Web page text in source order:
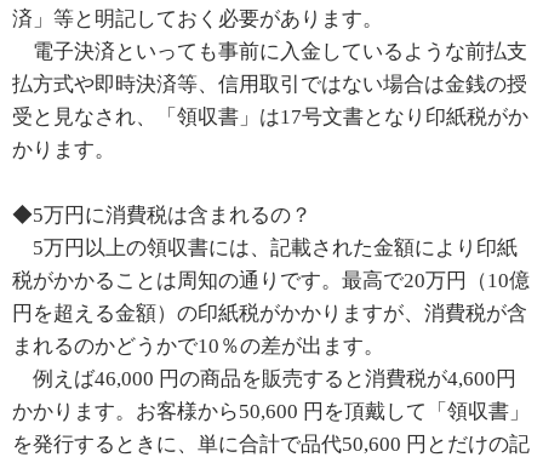
済」等と明記しておく必要があります。
電子決済といっても事前に入金しているような前払支
払方式や即時決済等、信用取引ではない場合は金銭の授
受と見なされ、「領収書」は17号文書となり印紙税がか
かります。
◆5万円に消費税は含まれるの？
5万円以上の領収書には、記載された金額により印紙
税がかかることは周知の通りです。最高で20万円（10億
円を超える金額）の印紙税がかかりますが、消費税が含
まれるのかどうかで10％の差が出ます。
例えば46,000 円の商品を販売すると消費税が4,600円
かかります。お客様から50,600 円を頂戴して「領収書」
を発行するときに、単に合計で品代50,600 円とだけの記